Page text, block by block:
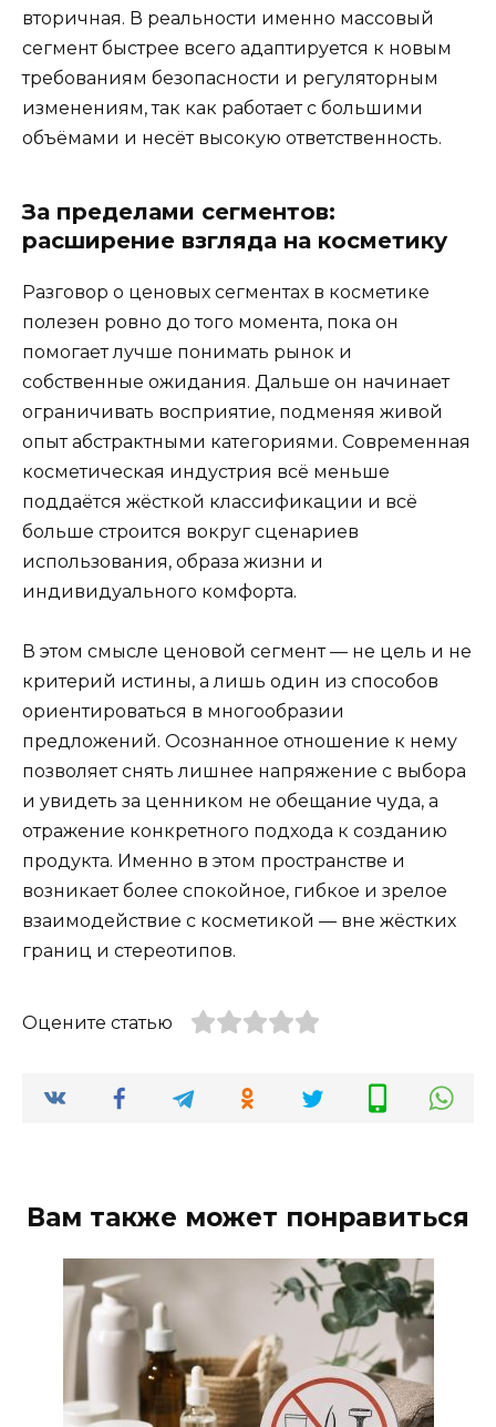
вторичная. В реальности именно массовый
сегмент быстрее всего адаптируется к новым
требованиям безопасности и регуляторным
изменениям, так как работает с большими
объёмами и несёт высокую ответственность.
За пределами сегментов:
расширение взгляда на косметику
Разговор о ценовых сегментах в косметике
полезен ровно до того момента, пока он
помогает лучше понимать рынок и
собственные ожидания. Дальше он начинает
ограничивать восприятие, подменяя живой
опыт абстрактными категориями. Современная
косметическая индустрия всё меньше
поддаётся жёсткой классификации и всё
больше строится вокруг сценариев
использования, образа жизни и
индивидуального комфорта.
В этом смысле ценовой сегмент — не цель и не
критерий истины, а лишь один из способов
ориентироваться в многообразии
предложений. Осознанное отношение к нему
позволяет снять лишнее напряжение с выбора
и увидеть за ценником не обещание чуда, а
отражение конкретного подхода к созданию
продукта. Именно в этом пространстве и
возникает более спокойное, гибкое и зрелое
взаимодействие с косметикой — вне жёстких
границ и стереотипов.
Оцените статью
Вам также может понравиться